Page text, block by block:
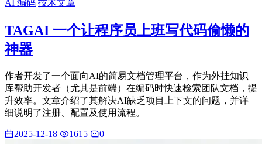
AI 编码 技术文章
TAGAI 一个让程序员上班写代码偷懒的
神器
作者开发了一个面向AI的简易文档管理平台，作为外挂知识
库帮助开发者（尤其是前端）在编码时快速检索团队文档，提
升效率。文章介绍了其解决AI缺乏项目上下文的问题，并详
细说明了注册、配置及使用流程。
2025-12-18 1615 0